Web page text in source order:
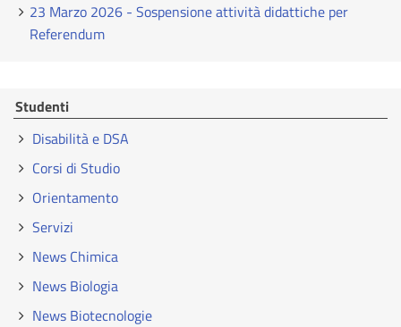
23 Marzo 2026 - Sospensione attività didattiche per
Referendum
Studenti
Disabilità e DSA
Corsi di Studio
Orientamento
Servizi
News Chimica
News Biologia
News Biotecnologie